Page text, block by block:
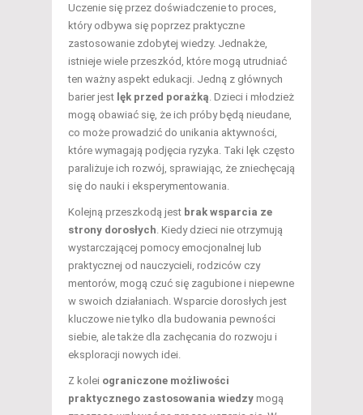
Uczenie się przez doświadczenie to proces,
który odbywa się poprzez praktyczne
zastosowanie zdobytej wiedzy. Jednakże,
istnieje wiele przeszkód, które mogą utrudniać
ten ważny aspekt edukacji. Jedną z głównych
barier jest lęk przed porażką. Dzieci i młodzież
mogą obawiać się, że ich próby będą nieudane,
co może prowadzić do unikania aktywności,
które wymagają podjęcia ryzyka. Taki lęk często
paraliżuje ich rozwój, sprawiając, że zniechęcają
się do nauki i eksperymentowania.
Kolejną przeszkodą jest brak wsparcia ze
strony dorosłych. Kiedy dzieci nie otrzymują
wystarczającej pomocy emocjonalnej lub
praktycznej od nauczycieli, rodziców czy
mentorów, mogą czuć się zagubione i niepewne
w swoich działaniach. Wsparcie dorosłych jest
kluczowe nie tylko dla budowania pewności
siebie, ale także dla zachęcania do rozwoju i
eksploracji nowych idei.
Z kolei ograniczone możliwości
praktycznego zastosowania wiedzy mogą